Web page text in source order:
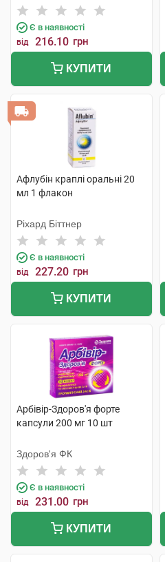
Є в наявності
від 216.10 грн
КУПИТИ
Афлубін краплі оральні 20
мл 1 флакон
Ріхард Біттнер
Є в наявності
від 227.20 грн
КУПИТИ
Арбівір-Здоров'я форте
капсули 200 мг 10 шт
Здоров'я ФК
Є в наявності
від 231.00 грн
КУПИТИ